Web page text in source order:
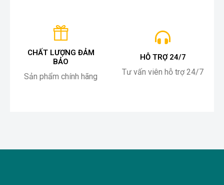
CHẤT LƯỢNG ĐẢM
BẢO
Sản phẩm chính hãng
HỖ TRỢ 24/7
Tư vấn viên hỗ trợ 24/7